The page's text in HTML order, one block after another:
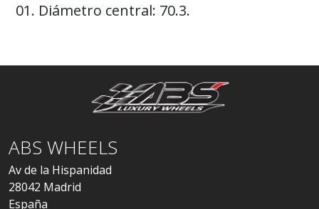
01. Diámetro central: 70.3.
ABS WHEELS
Av de la Hispanidad
28042 Madrid
España